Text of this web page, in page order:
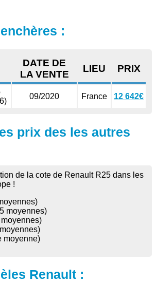
:
DATE DE
LA VENTE
LIEU PRIX
09/2020 France 12 642€
prix des les autres
de la cote de Renault R25 dans les
!
moyennes)
moyennes)
moyenne)
Renault :